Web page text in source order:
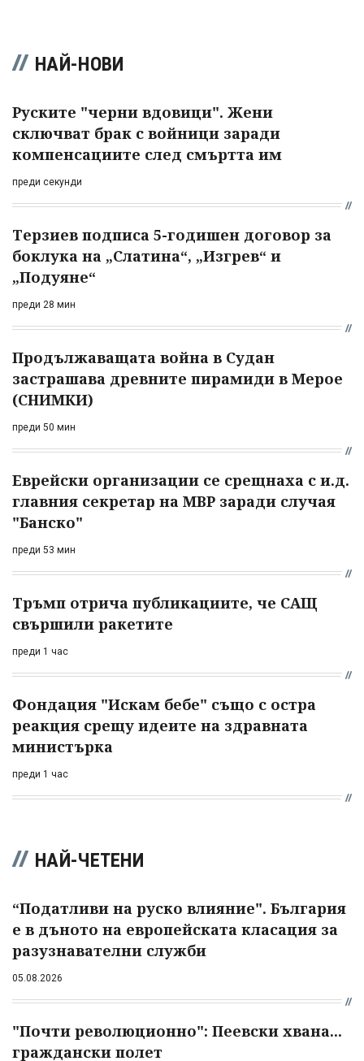
НАЙ-НОВИ
Руските "черни вдовици". Жени
сключват брак с войници заради
компенсациите след смъртта им
преди секунди
Терзиев подписа 5-годишен договор за
боклука на „Слатина“, „Изгрев“ и
„Подуяне“
преди 28 мин
Продължаващата война в Судан
застрашава древните пирамиди в Мерое
(СНИМКИ)
преди 50 мин
Еврейски организации се срещнаха с и.д.
главния секретар на МВР заради случая
"Банско"
преди 53 мин
Тръмп отрича публикациите, че САЩ
свършили ракетите
преди 1 час
Фондация "Искам бебе" също с остра
реакция срещу идеите на здравната
министърка
преди 1 час
НАЙ-ЧЕТЕНИ
“Податливи на руско влияние". България
е в дъното на европейската класация за
разузнавателни служби
05.08.2026
"Почти революционно": Пеевски хвана...
граждански полет